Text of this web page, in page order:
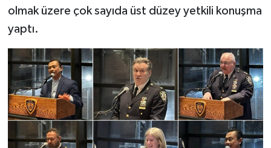
olmak üzere çok sayıda üst düzey yetkili konuşma
yaptı.